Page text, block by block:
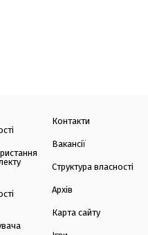
Контакти
Вакансії
Структура власності
Архів
Карта сайту